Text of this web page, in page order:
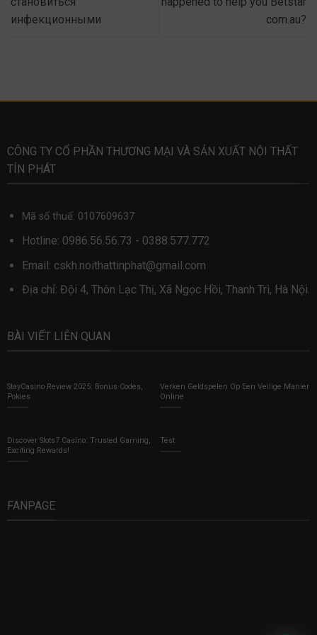
инфекционными
com.au?
CÔNG TY CỔ PHẦN THƯƠNG MẠI VÀ SẢN XUẤT NỘI THẤT
TÍN PHÁT
Mã số thuế: 0107609637
Hotline: 0986.56.56.73 - 0388.577.772
Email: cskh.noithattinphat@gmail.com
Địa chỉ: Đội 4, Thôn Lạc Thị, Xã Ngọc Hồi, Thanh Trì, Hà Nội.
BÀI VIẾT LIÊN QUAN
StayCasino Review 2025: Bonus Codes,
Pokies
Verken Geldspelen Op Een Veilige Manier
Online
Discover Slots7 Casino: Trusted Gaming,
Exciting Rewards!
Test
FANPAGE